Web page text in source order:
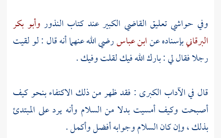
وفي حواشي تعليق القاضي الكبير عند كتاب النذور وأبو بكر
البرقانيبإسناده عنابن عباسرضي الله عنهما أنه قال : لو لقيت
رجلا فقال لي : بارك الله فيك لقلت وفيك .
قال في الآداب الكبرى : فقد ظهر من ذلك الاكتفاء بنحو كيف
أصبحت وكيف أمسيت بدلا من السلام وأنه يرد على المبتدئ
بذلك ، وإن كان السلام وجوابه أفضل وأكمل .